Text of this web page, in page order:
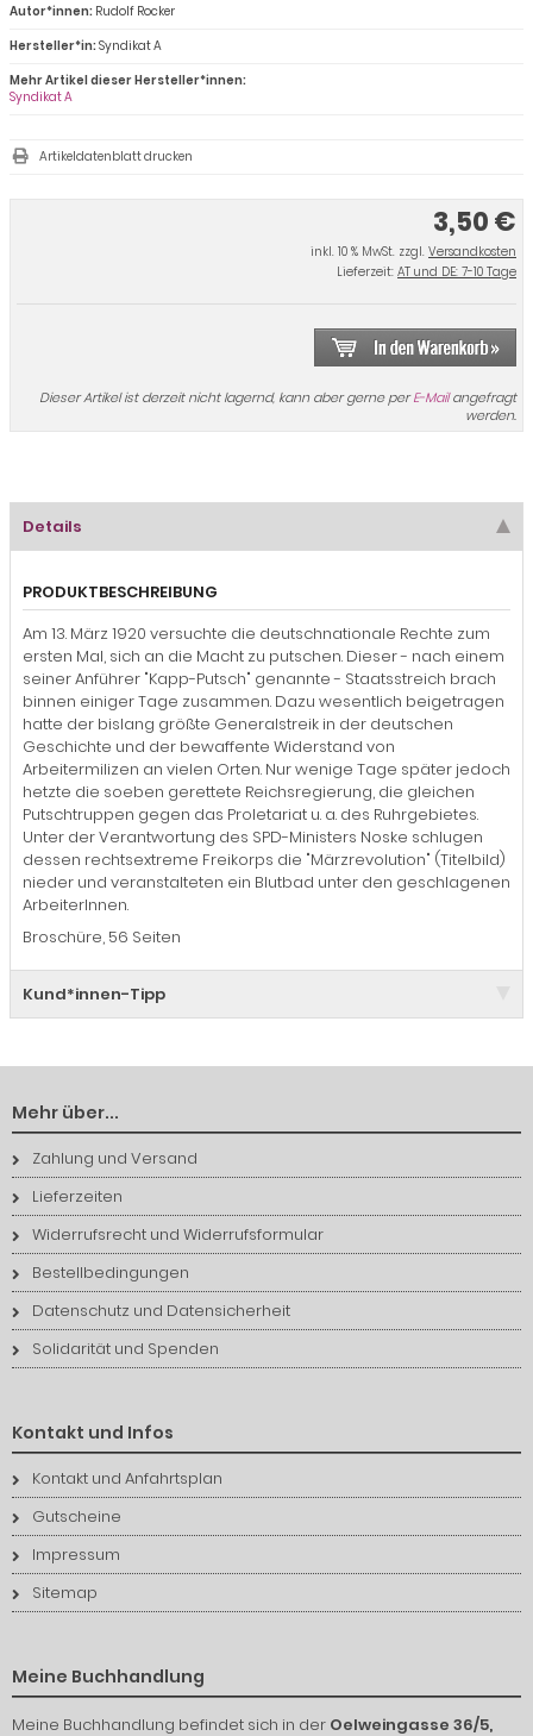
3,50 €
inkl. 10 % MwSt. zzgl. Versandkosten
Lieferzeit: AT und DE: 7-10 Tage
Dieser Artikel ist derzeit nicht lagernd, kann aber gerne perE-Mailangefragt
werden.
Autor*innen: Rudolf Rocker
Hersteller*in:Syndikat A
Mehr Artikel dieser Hersteller*innen:
Syndikat A
Artikeldatenblatt drucken
Details
PRODUKTBESCHREIBUNG
Am 13. März 1920 versuchte die deutschnationale Rechte zum
ersten Mal, sich an die Macht zu putschen. Dieser - nach einem
seiner Anführer "Kapp-Putsch" genannte - Staatsstreich brach
binnen einiger Tage zusammen. Dazu wesentlich beigetragen
hatte der bislang größte Generalstreik in der deutschen
Geschichte und der bewaffente Widerstand von
Arbeitermilizen an vielen Orten. Nur wenige Tage später jedoch
hetzte die soeben gerettete Reichsregierung, die gleichen
Putschtruppen gegen das Proletariat u. a. des Ruhrgebietes.
Unter der Verantwortung des SPD-Ministers Noske schlugen
dessen rechtsextreme Freikorps die "Märzrevolution" (Titelbild)
nieder und veranstalteten ein Blutbad unter den geschlagenen
ArbeiterInnen.
Broschüre, 56 Seiten
Kund*innen-Tipp
Mehr über...
Zahlung und Versand
Lieferzeiten
Widerrufsrecht und Widerrufsformular
Bestellbedingungen
Datenschutz und Datensicherheit
Solidarität und Spenden
Kontakt und Infos
Kontakt und Anfahrtsplan
Gutscheine
Impressum
Sitemap
Meine Buchhandlung
Meine Buchhandlung befindet sich in der Oelweingasse 36/5,